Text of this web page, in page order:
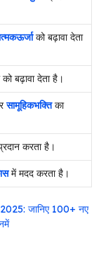
को बढ़ावा देता
बढ़ावा देता है।
सामूहिकभक्तिका
करता है।
में मदद करता है।
जानिए 100+ नए